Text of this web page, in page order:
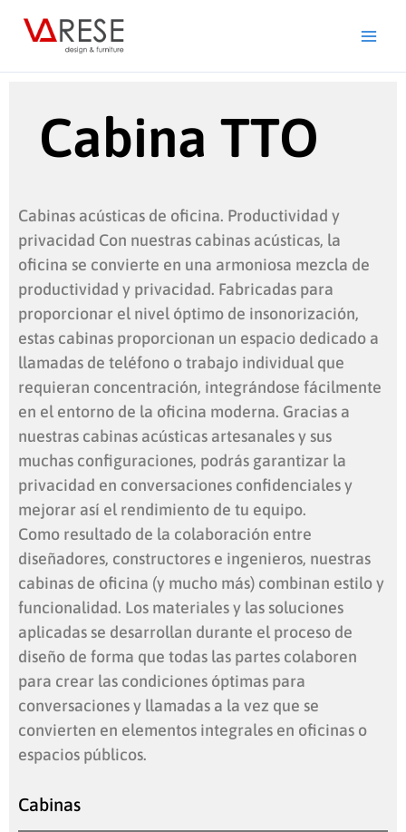
Cabina TTO
Cabinas acústicas de oficina. Productividad y
privacidad Con nuestras cabinas acústicas, la
oficina se convierte en una armoniosa mezcla de
productividad y privacidad. Fabricadas para
proporcionar el nivel óptimo de insonorización,
estas cabinas proporcionan un espacio dedicado a
llamadas de teléfono o trabajo individual que
requieran concentración, integrándose fácilmente
en el entorno de la oficina moderna. Gracias a
nuestras cabinas acústicas artesanales y sus
muchas configuraciones, podrás garantizar la
privacidad en conversaciones confidenciales y
mejorar así el rendimiento de tu equipo.
Como resultado de la colaboración entre
diseñadores, constructores e ingenieros, nuestras
cabinas de oficina (y mucho más) combinan estilo y
funcionalidad. Los materiales y las soluciones
aplicadas se desarrollan durante el proceso de
diseño de forma que todas las partes colaboren
para crear las condiciones óptimas para
conversaciones y llamadas a la vez que se
convierten en elementos integrales en oficinas o
espacios públicos.
Cabinas